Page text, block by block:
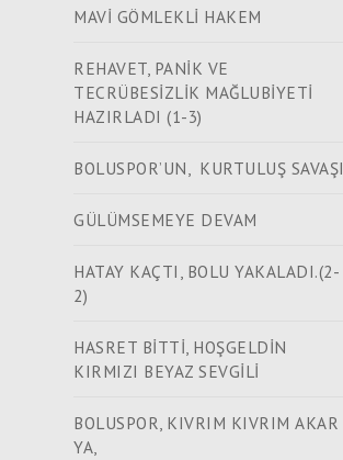
MAVİ GÖMLEKLİ HAKEM
REHAVET, PANİK VE
TECRÜBESİZLİK MAĞLUBİYETİ
HAZIRLADI (1-3)
BOLUSPOR’UN, KURTULUŞ SAVAŞI
GÜLÜMSEMEYE DEVAM
HATAY KAÇTI, BOLU YAKALADI.(2-
2)
HASRET BİTTİ, HOŞGELDİN
KIRMIZI BEYAZ SEVGİLİ
BOLUSPOR, KIVRIM KIVRIM AKAR
YA,